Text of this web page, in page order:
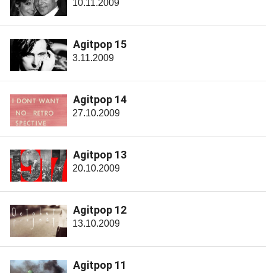
10.11.2009
Agitpop 15
3.11.2009
Agitpop 14
27.10.2009
Agitpop 13
20.10.2009
Agitpop 12
13.10.2009
Agitpop 11